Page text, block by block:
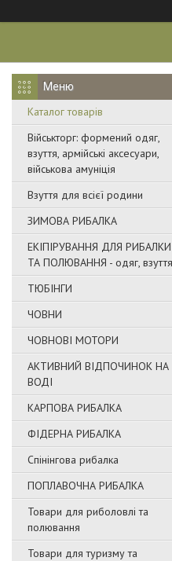
Каталог товарів
Військторг: формений одяг,
взуття, армійські аксесуари,
військова амуніція
Взуття для всієї родини
ЗИМОВА РИБАЛКА
ЕКІПІРУВАННЯ ДЛЯ РИБАЛКИ
ТА ПОЛЮВАННЯ - одяг, взуття
ТЮБІНГИ
ЧОВНИ
ЧОВНОВІ МОТОРИ
АКТИВНИЙ ВІДПОЧИНОК НА
ВОДІ
КАРПОВА РИБАЛКА
ФІДЕРНА РИБАЛКА
Спінінгова рибалка
ПОПЛАВОЧНА РИБАЛКА
Товари для риболовлі та
полювання
Товари для туризму та